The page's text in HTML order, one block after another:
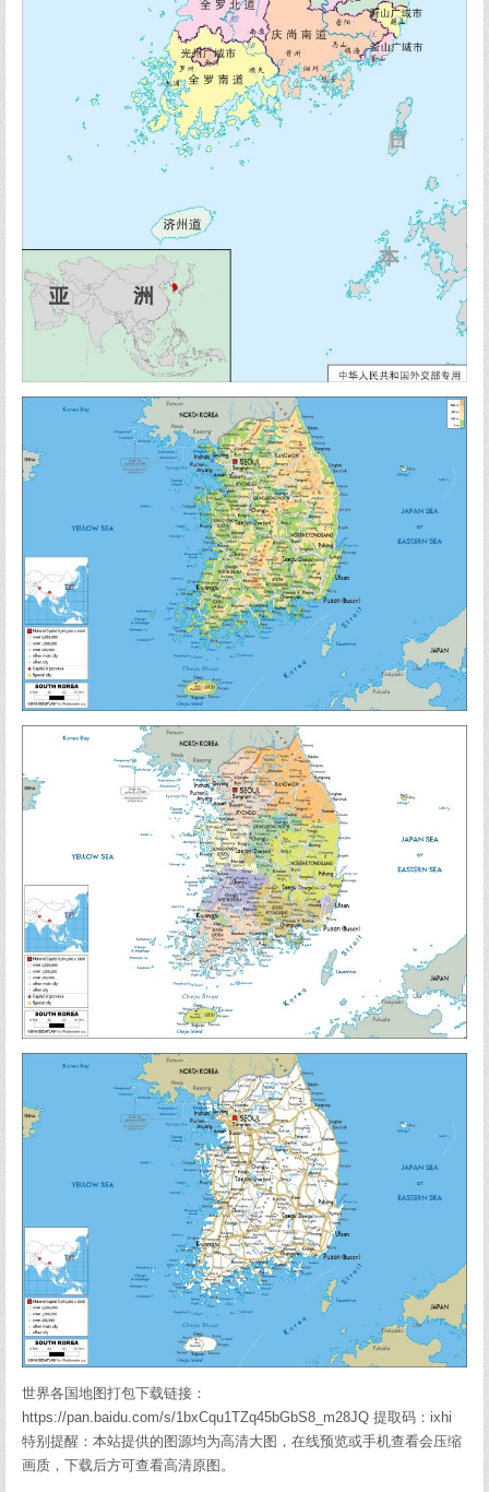
世界各国地图打包下载链接：
https://pan.baidu.com/s/1bxCqu1TZq45bGbS8_m28JQ 提取码：ixhi
特别提醒：本站提供的图源均为高清大图，在线预览或手机查看会压缩
画质，下载后方可查看高清原图。